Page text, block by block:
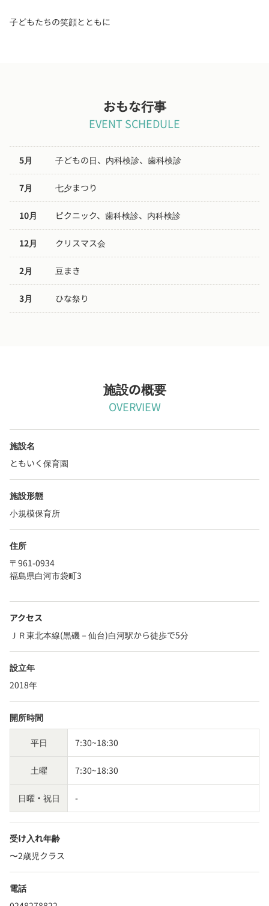
子どもたちの笑顔とともに
おもな行事
EVENT SCHEDULE
5月 子どもの日、内科検診、歯科検診
7月 七夕まつり
10月 ピクニック、歯科検診、内科検診
12月 クリスマス会
2月 豆まき
3月 ひな祭り
施設の概要
OVERVIEW
施設名
ともいく保育園
施設形態
小規模保育所
住所
〒961-0934
福島県白河市袋町3
アクセス
ＪＲ東北本線(黒磯－仙台)白河駅から徒歩で5分
設立年
2018年
開所時間
平日 7:30~18:30
土曜 7:30~18:30
日曜・祝日 -
受け入れ年齢
〜2歳児クラス
電話